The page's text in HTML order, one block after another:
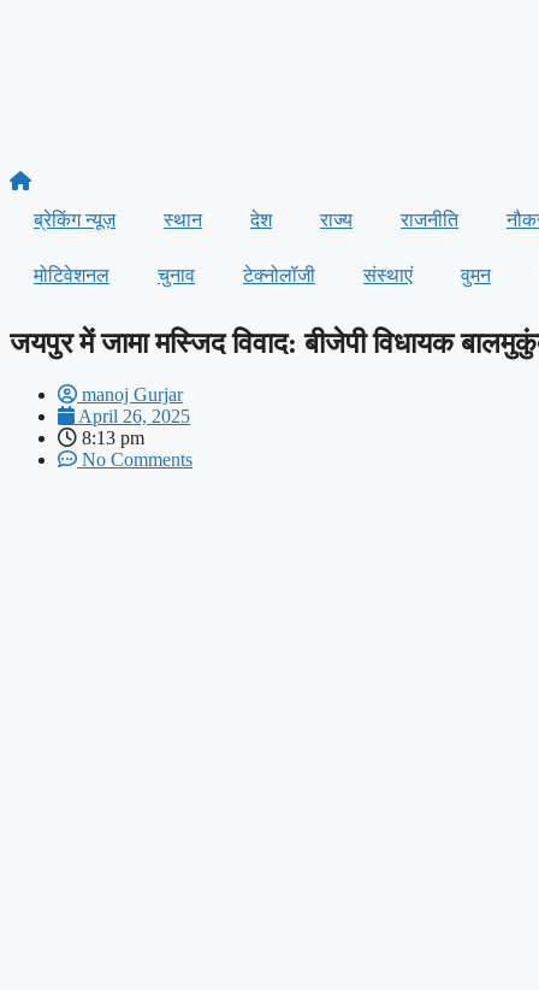
ब्रेकिंग न्यूज़ स्थान देश राज्य राजनीति
मोटिवेशनल चुनाव टेक्नोलॉजी संस्थाएं वुमन
जयपुर में जामा मस्जिद विवाद: बीजेपी विधायक
manoj Gurjar
April 26, 2025
8:13 pm
No Comments